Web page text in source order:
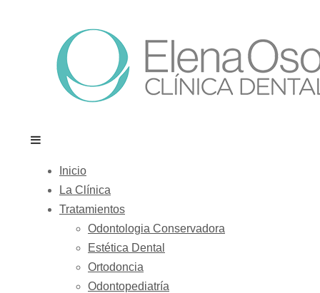
Inicio
La Clínica
Tratamientos
Odontologia Conservadora
Estética Dental
Ortodoncia
Odontopediatría